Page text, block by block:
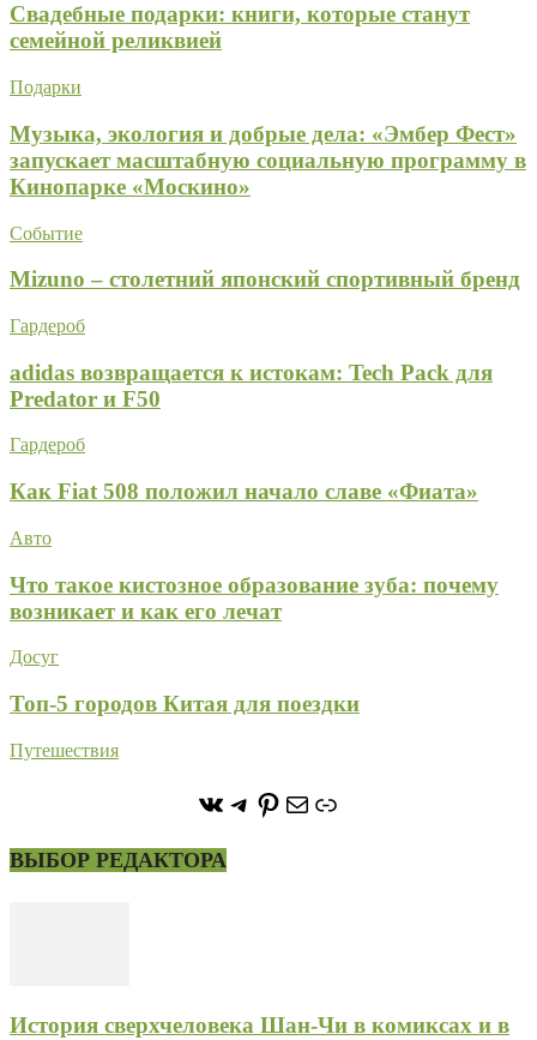
Свадебные подарки: книги, которые станут
семейной реликвией
Подарки
Музыка, экология и добрые дела: «Эмбер Фест»
запускает масштабную социальную программу в
Кинопарке «Москино»
Событие
Mizuno – столетний японский спортивный бренд
Гардероб
adidas возвращается к истокам: Tech Pack для
Predator и F50
Гардероб
Как Fiat 508 положил начало славе «Фиата»
Авто
Что такое кистозное образование зуба: почему
возникает и как его лечат
Досуг
Топ-5 городов Китая для поездки
Путешествия
https://vk.com/
https://t.me/stoneforest
https://
ПочтаСсылка
ВЫБОР РЕДАКТОРА
История сверхчеловека Шан-Чи в комиксах и в